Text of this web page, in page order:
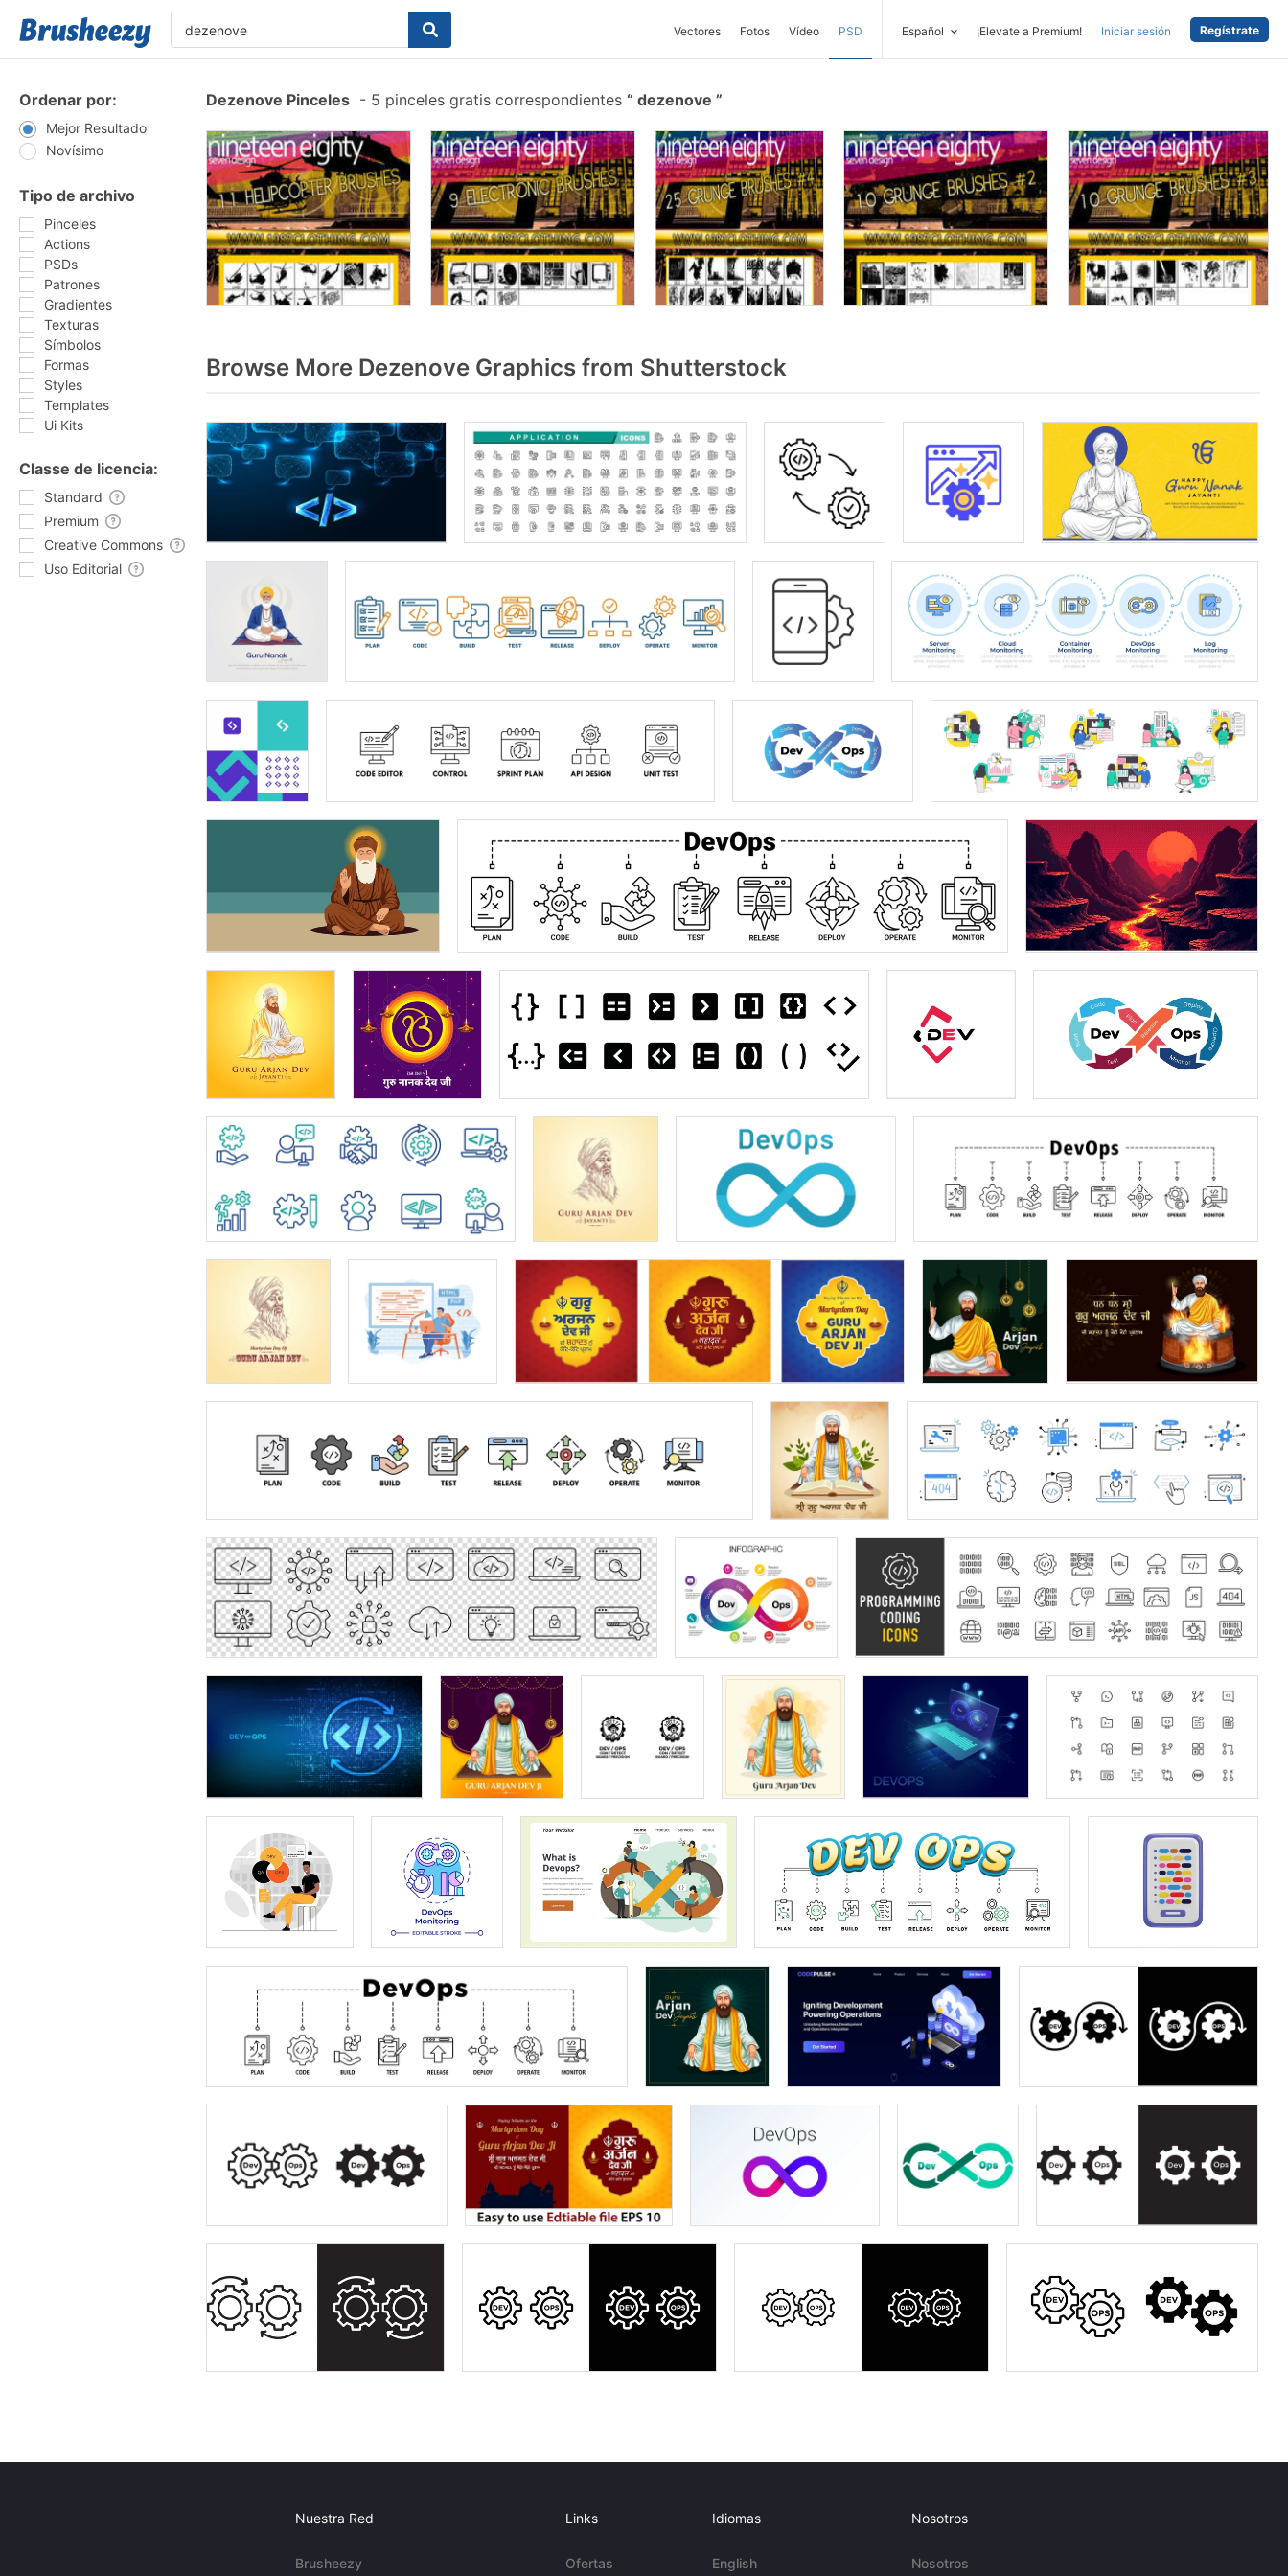
Vectores Fotos Vídeo PSD Español ¡Elevate a Premium! Iniciar sesión Regístrate
Ordenar por:
Mejor Resultado
Novísimo
Tipo de archivo
Pinceles
Actions
PSDs
Patrones
Gradientes
Texturas
Símbolos
Formas
Styles
Templates
Ui Kits
Classe de licencia:
Standard
Premium
Creative Commons
Uso Editorial
Dezenove Pinceles - 5 pinceles gratis correspondientes dezenove
Browse More Dezenove Graphics from Shutterstock
Nuestra Red
Brusheezy
Links
Ofertas
Idiomas
English
Nosotros
Nosotros